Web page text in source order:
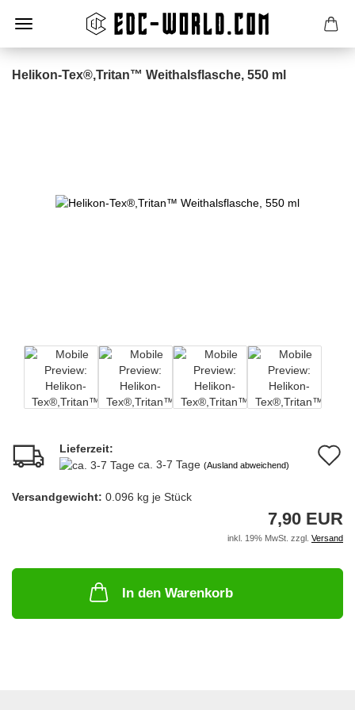
Helikon-Tex®,Tritan™ Weithalsflasche, 550 ml
Lieferzeit:
ca. 3-7 Tage (Ausland abweichend)
Versandgewicht: 0.096 kg je Stück
7,90 EUR
inkl. 19% MwSt. zzgl. Versand
In den Warenkorb